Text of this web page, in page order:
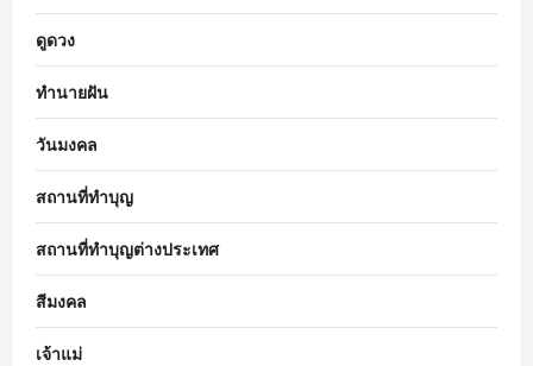
ดูดวง
ทำนายฝัน
วันมงคล
สถานที่ทำบุญ
สถานที่ทำบุญต่างประเทศ
สีมงคล
เจ้าแม่